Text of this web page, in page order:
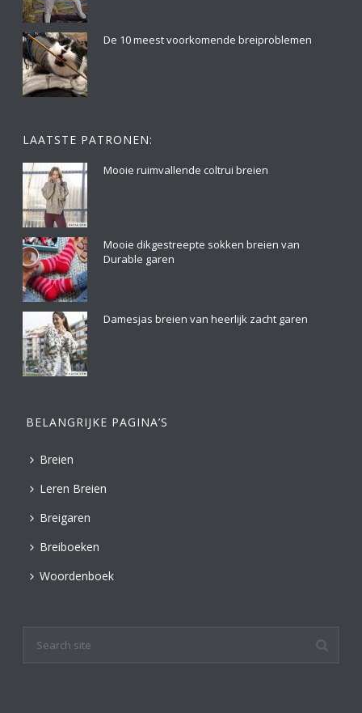
De 10 meest voorkomende breiproblemen
LAATSTE PATRONEN:
Mooie ruimvallende coltrui breien
Mooie dikgestreepte sokken breien van
Durable garen
Damesjas breien van heerlijk zacht garen
BELANGRIJKE PAGINA’S
Breien
Leren Breien
Breigaren
Breiboeken
Woordenboek